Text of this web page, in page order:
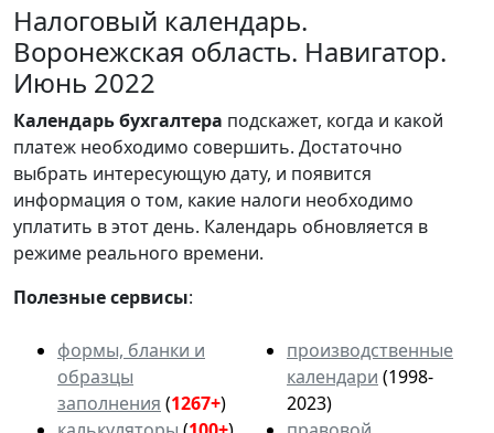
Налоговый календарь.
Воронежская область. Навигатор.
Июнь 2022
Календарьбухгалтера подскажет, когда и какой
платеж необходимо совершить. Достаточно
выбрать интересующую дату, и появится
информация о том, какие налоги необходимо
уплатить в этот день. Календарь обновляется в
режиме реального времени.
Полезные сервисы:
формы, бланки и
образцы
заполнения (1267+)
производственные
календари (1998-
2023)